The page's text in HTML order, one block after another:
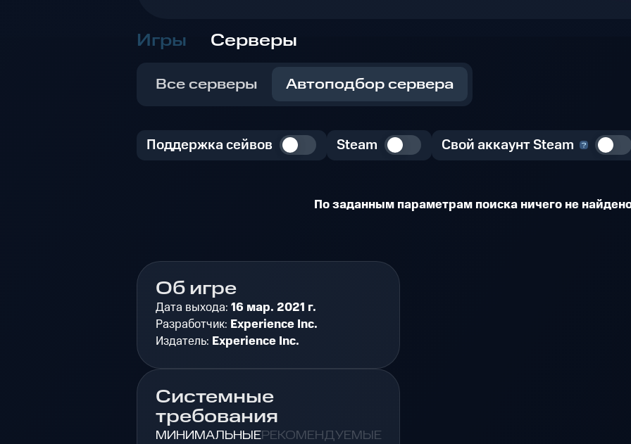
Игры Серверы
Все серверы Автоподбор сервера
Поддержка сейвов Steam Свой аккаунт Steam
По заданным параметрам поиска ничего не
Об игре
Дата выхода: 16 мар. 2021 г.
Разработчик: Experience Inc.
Издатель: Experience Inc.
Системные
требования
МИНИМАЛЬНЫЕРЕКОМЕНДУЕМЫЕ